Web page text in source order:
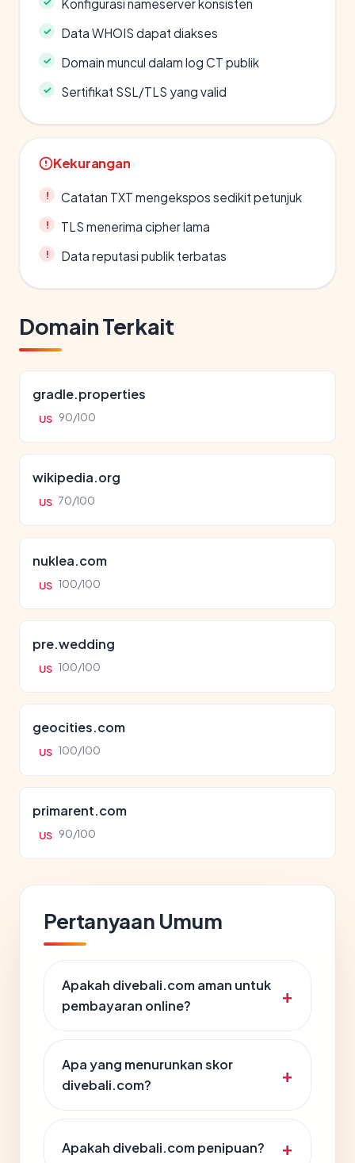
Konfigurasi nameserver konsisten
Data WHOIS dapat diakses
Domain muncul dalam log CT publik
Sertifikat SSL/TLS yang valid
Kekurangan
Catatan TXT mengekspos sedikit petunjuk
TLS menerima cipher lama
Data reputasi publik terbatas
Domain Terkait
gradle.properties
US 90/100
wikipedia.org
US 70/100
nuklea.com
US 100/100
pre.wedding
US 100/100
geocities.com
US 100/100
primarent.com
US 90/100
Pertanyaan Umum
Apakah divebali.com aman untuk
pembayaran online?
Apa yang menurunkan skor
divebali.com?
Apakah divebali.com penipuan?